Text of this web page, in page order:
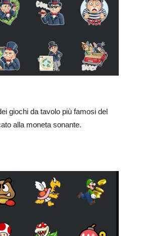
giochi da tavolo più famosi del
alla moneta sonante.